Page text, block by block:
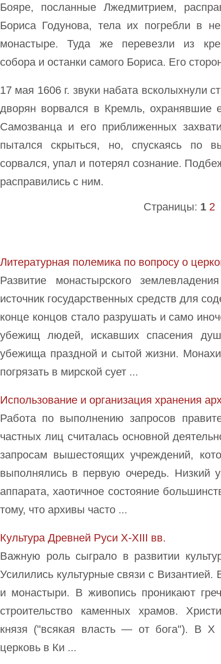
Бояре, посланные Лжедмитрием,
Бориса Годунова, тела их погребли в
монастыре. Туда же перевезли из
собора и останки самого Бориса. Его
17 мая 1606 г. звуки набата всколыхнули
дворян ворвался в Кремль, охранявшие
Самозванца и его приближенных
пытался скрыться, но, спускаясь по
сорвался, упал и потерял сознание.
расправились с ним.
Страницы: 1 2
Литературная полемика по вопросу о
Развитие монастырского
источник государственных средств для
конце концов стало разрушать и само
убежищ людей, искавших спасения
убежища праздной и сытой жизни.
погрязать в мирской сует ...
Использование и организация хранения
Работа по выполнению запросов
частных лиц считалась основной
запросам вышестоящих учреждений,
выполнялись в первую очередь. Низкий
аппарата, хаотичное состояние
тому, что архивы часто ...
Культура Древней Руси X-XIII вв.
Важную роль сыграло в развитии
Усилились культурные связи с
и монастыри. В живопись проникают
строительство каменных храмов.
князя ("всякая власть — от бога"). В X
церковь в Ки ...